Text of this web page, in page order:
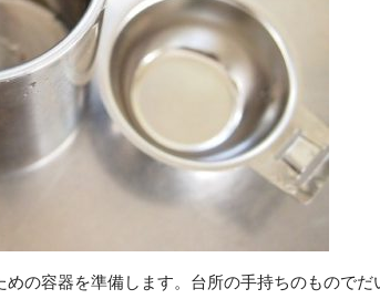
の容器を準備します。台所の手持ちのもので